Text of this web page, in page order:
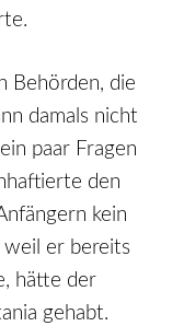
Behörden, die
damals nicht
paar Fragen
den
kein
weil er bereits
hätte der
gehabt.